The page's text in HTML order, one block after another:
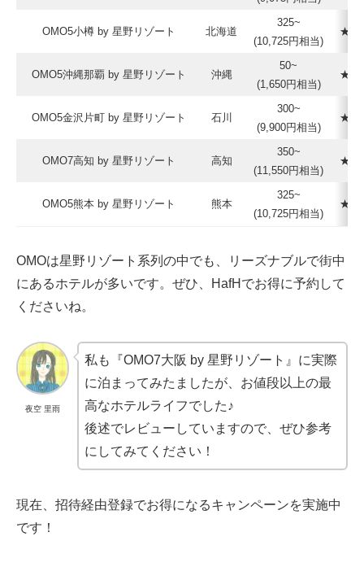
OMO5小樽 by 星野リゾート 北海道
325~
(10,725円相当)
OMO5沖縄那覇 by 星野リゾート 沖縄
50~
(1,650円相当)
OMO5金沢片町 by 星野リゾート 石川
300~
(9,900円相当)
OMO7高知 by 星野リゾート 高知
350~
(11,550円相当)
OMO5熊本 by 星野リゾート 熊本
325~
(10,725円相当)
OMOは星野リゾート系列の中でも、リーズナブルで街中
にあるホテルが多いです。ぜひ、HafHでお得に予約して
くださいね。
夜空 里雨
私も『OMO7大阪 by 星野リゾート』に実際
に泊まってみたましたが、お値段以上の最
高なホテルライフでした♪
後述でレビューしていますので、ぜひ参考
にしてみてください！
現在、招待経由登録でお得になるキャンペーンを実施中
です！